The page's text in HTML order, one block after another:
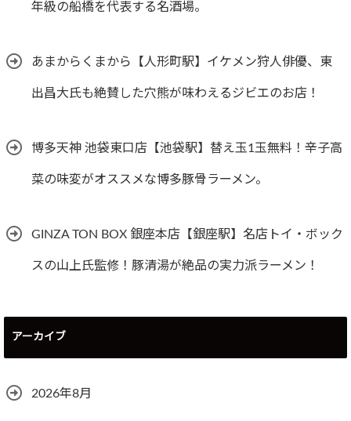
年級の船橋を代表する名酒場。
あまからくまから【人形町駅】イケメン狩人俳優、東
出昌大氏も絶賛した穴熊が味わえるジビエのお店！
博多天神 池袋東口店【池袋駅】替え玉1玉無料！辛子高
菜の味変がオススメな博多豚骨ラーメン。
GINZA TON BOX 銀座本店【銀座駅】名店トイ・ボック
スの山上氏監修！豚清湯が絶品の実力派ラーメン！
アーカイブ
2026年8月